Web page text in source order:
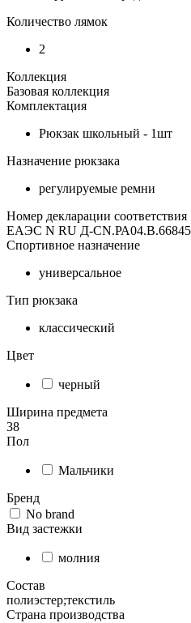
Количество лямок
2
Коллекция
Базовая коллекция
Комплектация
Рюкзак школьный - 1шт
Назначение рюкзака
регулируемые ремни
Номер декларации соответствия
ЕАЭС N RU Д-
Спортивное назначение
универсальное
Тип рюкзака
классический
Цвет
черный
Ширина предмета
38
Пол
Мальчики
Бренд
No brand
Вид застежки
молния
Состав
полиэстер;текстиль
Страна производства